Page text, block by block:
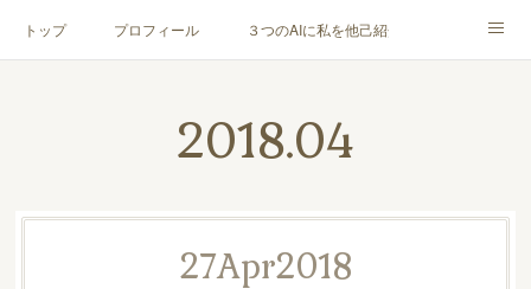
トップ プロフィール ３つのAIに私を他己紹介してもらった
お問合せ
2018.04
27Apr2018